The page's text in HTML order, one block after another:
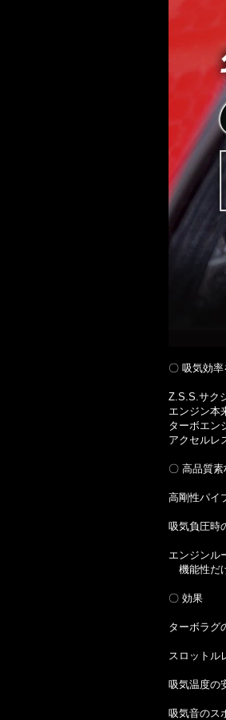
〇 吸気効率
Z.S.S.サク
エンジン本
ターボエン
アクセルレ
〇 高品質
高剛性パイ
吸気負圧時
エンジンル
機能性だ
〇 効果
ターボラグ
スロットル
吸気温度の
吸気音のス